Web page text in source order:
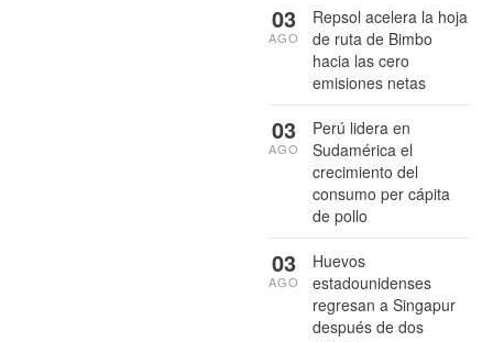
Repsol acelera la hoja
de ruta de Bimbo
hacia las cero
emisiones netas
03
AGO
Perú lidera en
Sudamérica el
crecimiento del
consumo per cápita
de pollo
03
AGO
Huevos
estadounidenses
regresan a Singapur
después de dos
03
AGO